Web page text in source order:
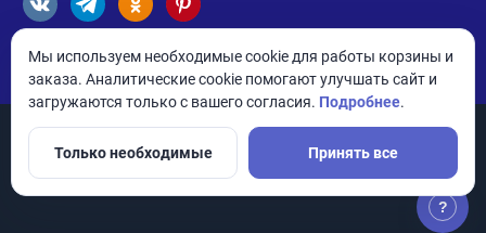
© 2026 ANDPRO / ООО «АНД-Системс»
?
Мы используем необходимые cookie для работы корзины и
заказа. Аналитические cookie помогают улучшать сайт и
загружаются только с вашего согласия. Подробнее.
Только необходимые Принять все